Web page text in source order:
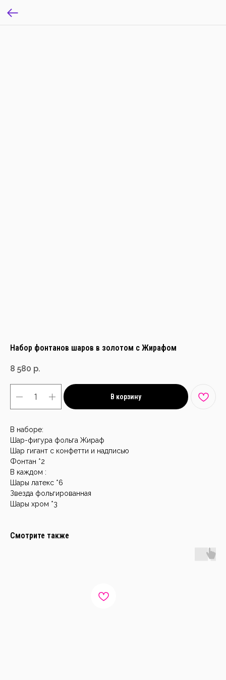
Набор фонтанов шаров в золотом с Жирафом
8 580 р.
В корзину
В наборе:
Шар-фигура фольга Жираф
Шар гигант с конфетти и надписью
Фонтан *2
В каждом :
Шары латекс *6
Звезда фольгированная
Шары хром *3
Смотрите также